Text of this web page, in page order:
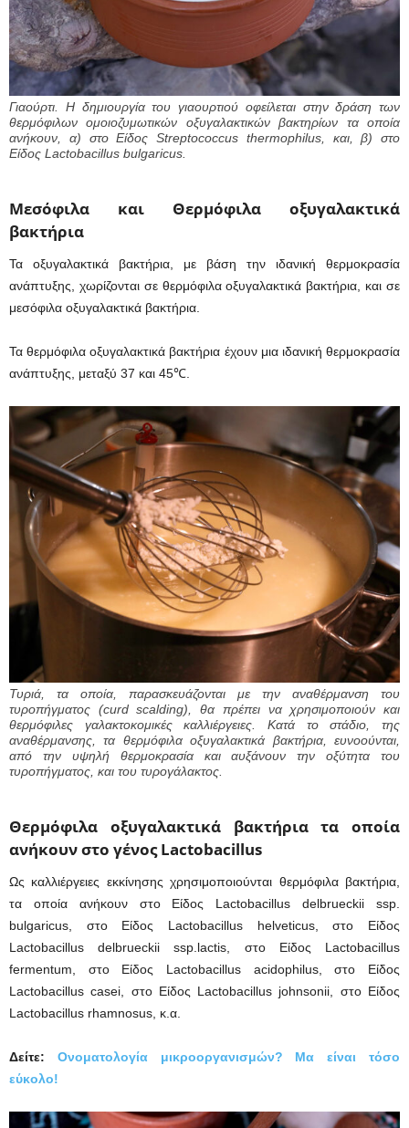
Γιαούρτι. Η δημιουργία του γιαουρτιού οφείλεται στην δράση των
θερμόφιλων ομοιοζυμωτικών οξυγαλακτικών βακτηρίων τα οποία
ανήκουν, α) στο Είδος Streptococcus thermophilus, και, β) στο
Είδος Lactobacillus bulgaricus.
Μεσόφιλα και Θερμόφιλα οξυγαλακτικά
βακτήρια
Τα οξυγαλακτικά βακτήρια, με βάση την ιδανική θερμοκρασία
ανάπτυξης, χωρίζονται σε θερμόφιλα οξυγαλακτικά βακτήρια, και σε
μεσόφιλα οξυγαλακτικά βακτήρια.
Τα θερμόφιλα οξυγαλακτικά βακτήρια έχουν μια ιδανική θερμοκρασία
ανάπτυξης, μεταξύ 37 και 45℃.
Τυριά, τα οποία, παρασκευάζονται με την αναθέρμανση του
τυροπήγματος (curd scalding), θα πρέπει να χρησιμοποιούν και
θερμόφιλες γαλακτοκομικές καλλιέργειες. Κατά το στάδιο, της
αναθέρμανσης, τα θερμόφιλα οξυγαλακτικά βακτήρια, ευνοούνται,
από την υψηλή θερμοκρασία και αυξάνουν την οξύτητα του
τυροπήγματος, και του τυρογάλακτος.
Θερμόφιλα οξυγαλακτικά βακτήρια τα οποία
ανήκουν στο γένος Lactobacillus
Ως καλλιέργειες εκκίνησης χρησιμοποιούνται θερμόφιλα βακτήρια,
τα οποία ανήκουν στο Είδος Lactobacillus delbrueckii ssp.
bulgaricus, στο Είδος Lactobacillus helveticus, στο Είδος
Lactobacillus delbrueckii ssp.lactis, στο Είδος Lactobacillus
fermentum, στο Είδος Lactobacillus acidophilus, στο Είδος
Lactobacillus casei, στο Είδος Lactobacillus johnsonii, στο Είδος
Lactobacillus rhamnosus, κ.α.
Δείτε: Ονοματολογία μικροοργανισμών? Μα είναι τόσο
εύκολο!